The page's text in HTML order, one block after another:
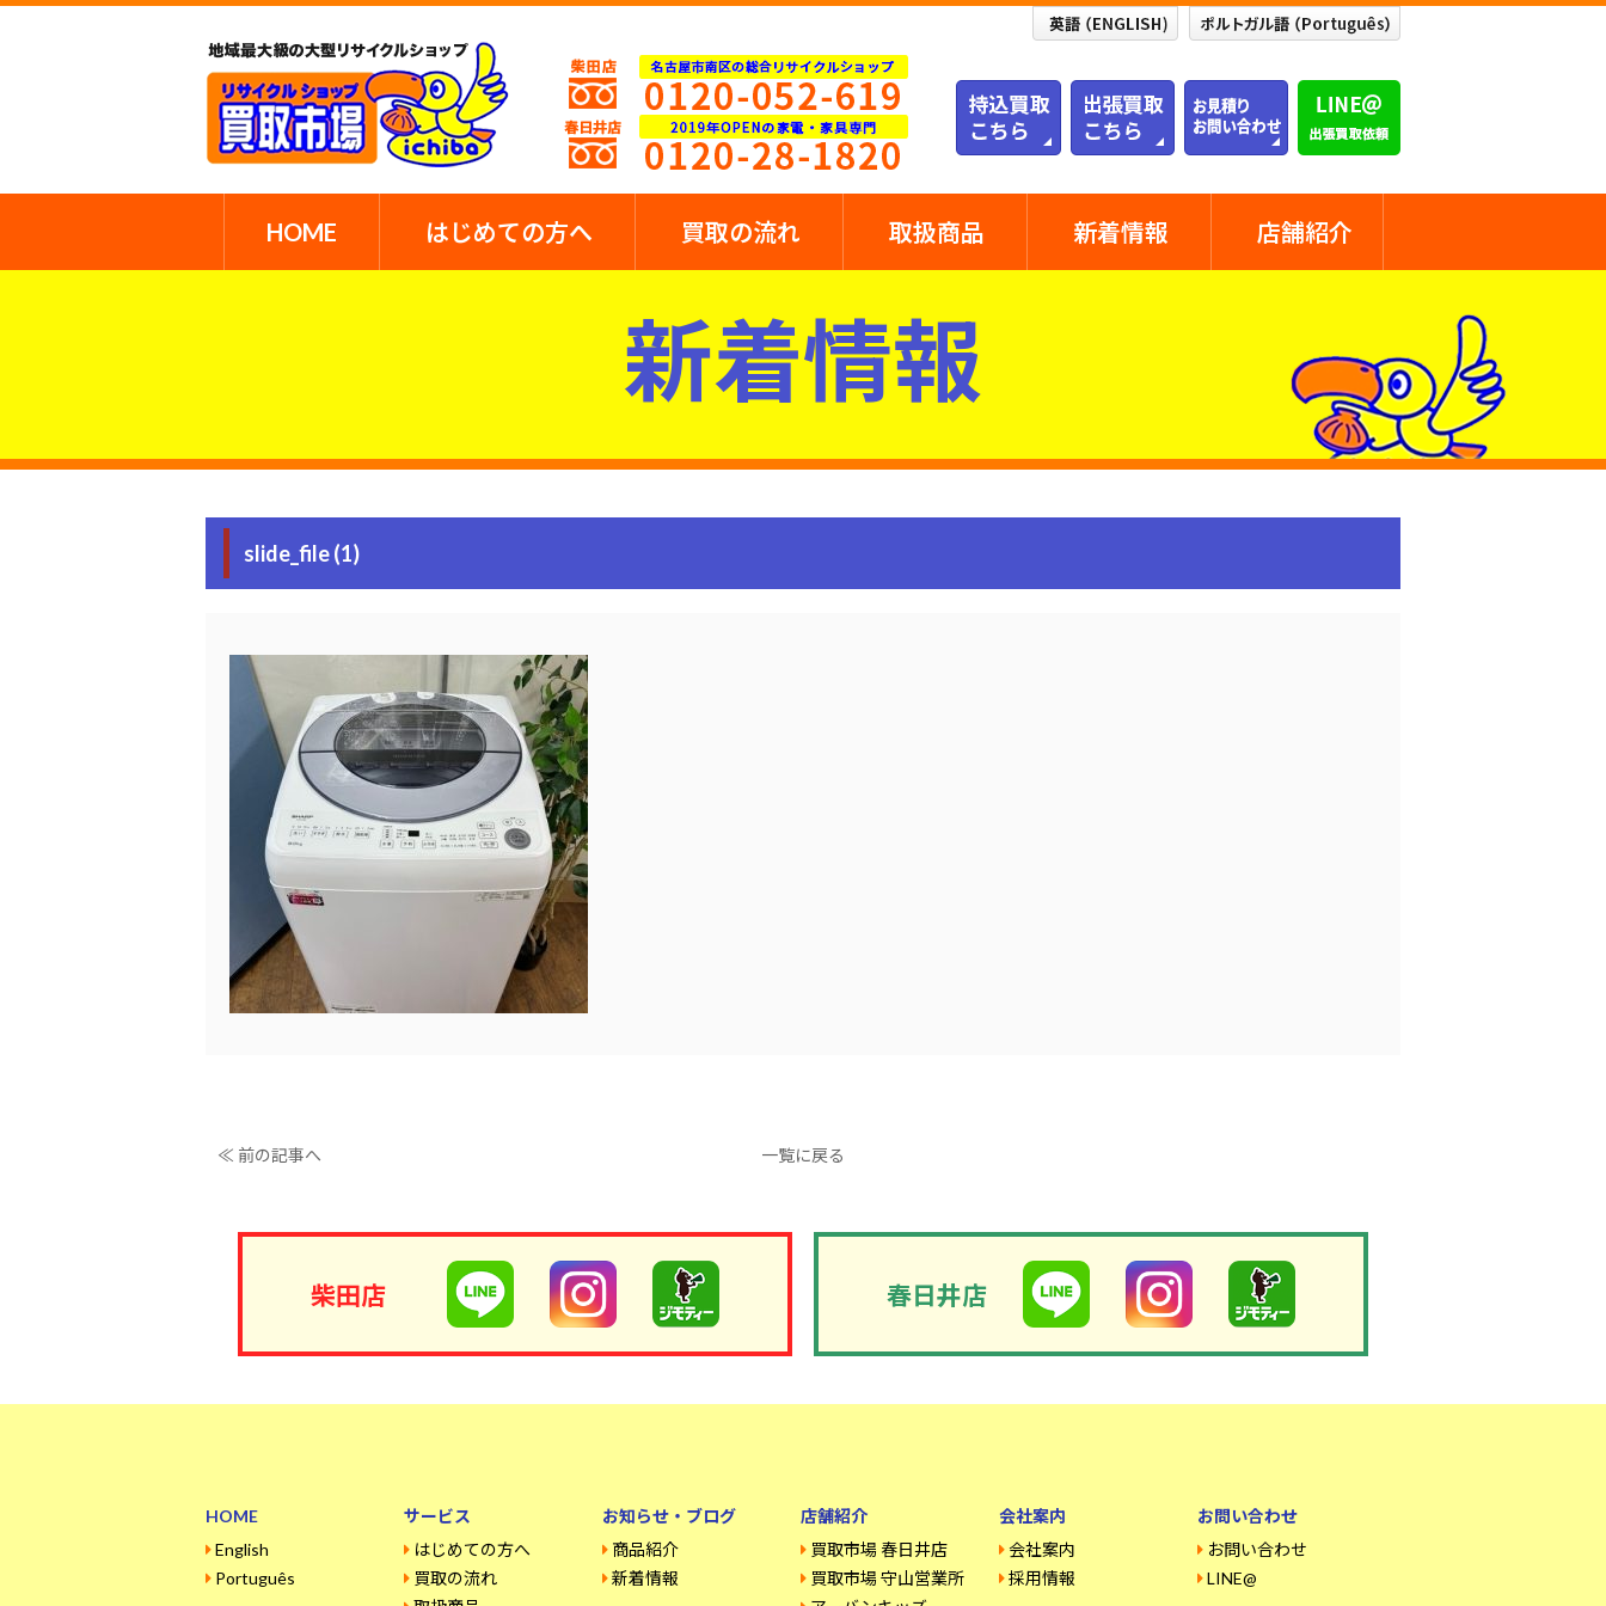
HOME はじめての方へ 買取の流れ 取扱商品 新着情報 店舗紹介
新着情報
slide_file (1)
≪ 前の記事へ 一覧に戻る
柴田店 春日井店
HOME
English
Português
サービス
はじめての方へ
買取の流れ
お知らせ・ブログ
商品紹介
新着情報
店舗紹介
買取市場 春日井店
買取市場 守山営業所
会社案内
会社案内
採用情報
お問い合わせ
お問い合わせ
LINE@